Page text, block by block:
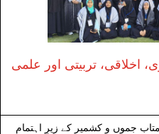
اخلاقی، تربیتی اور علمی
جموں و کشمیر کے زیرِ اہتمام